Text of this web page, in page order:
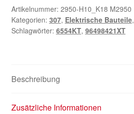
Artikelnummer: 2950-H10_K18 M2950
Kategorien: 307, Elektrische Bauteile,
Schlagwörter: 6554KT, 96498421XT
Beschreibung
Zusätzliche Informationen